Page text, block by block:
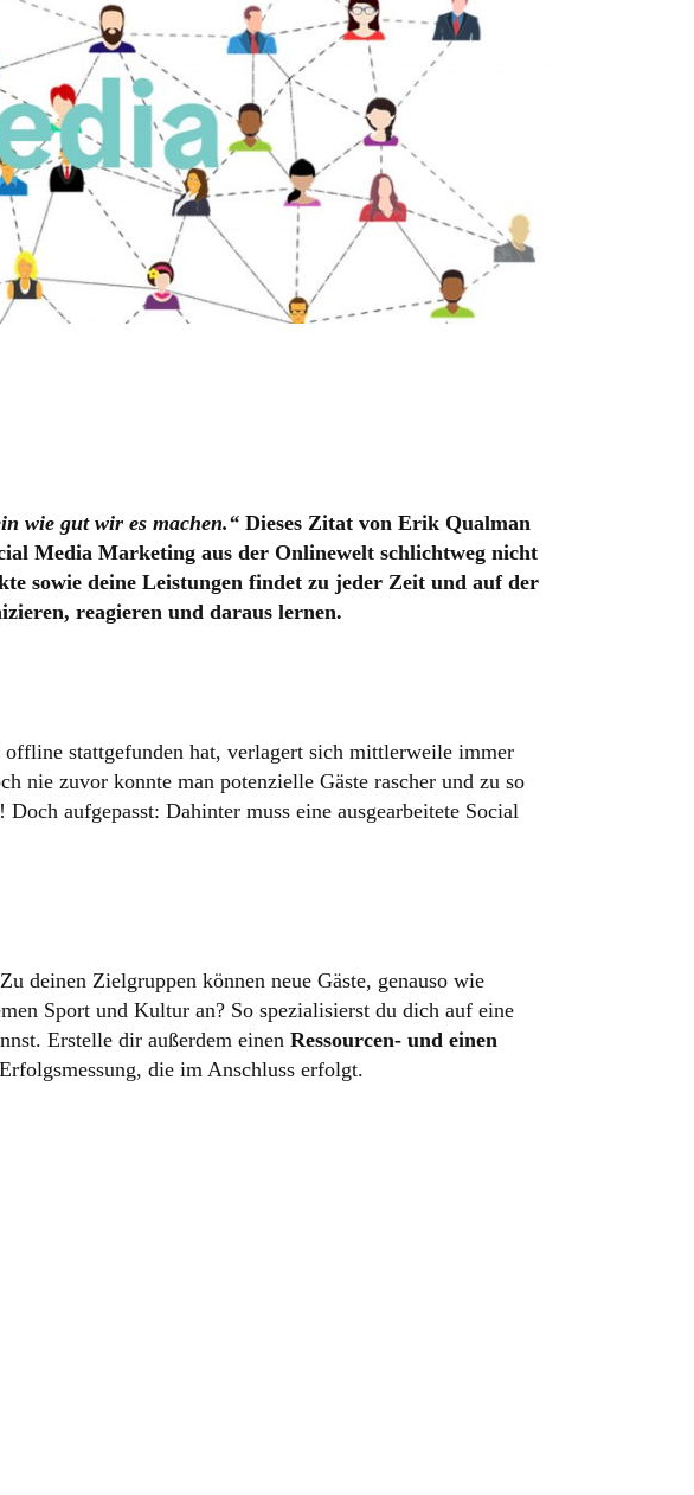
wie gut wir es machen.“ Dieses Zitat von Erik Qualman
Media Marketing aus der Onlinewelt schlichtweg nicht
sowie deine Leistungen findet zu jeder Zeit und auf der
reagieren und daraus lernen.
stattgefunden hat, verlagert sich mittlerweile immer
nie zuvor konnte man potenzielle Gäste rascher und zu so
aufgepasst: Dahinter muss eine ausgearbeitete Social
deinen Zielgruppen können neue Gäste, genauso wie
Sport und Kultur an? So spezialisierst du dich auf eine
Erstelle dir außerdem einen Ressourcen- und einen
die im Anschluss erfolgt.